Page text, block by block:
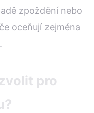
zpoždění nebo
oceňují zejména
pro